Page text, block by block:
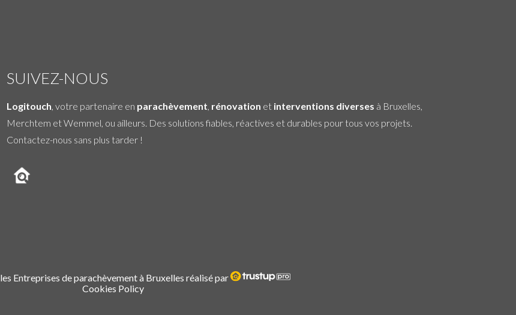
SUIVEZ-NOUS
Logitouch, votre partenaire en parachèvement, rénovation et interventions diverses à Bruxelles,
Merchtem et Wemmel, ou ailleurs. Des solutions fiables, réactives et durables pour tous vos projets.
Contactez-nous sans plus tarder !
les Entreprises de parachèvement à Bruxelles réalisé par
Cookies Policy